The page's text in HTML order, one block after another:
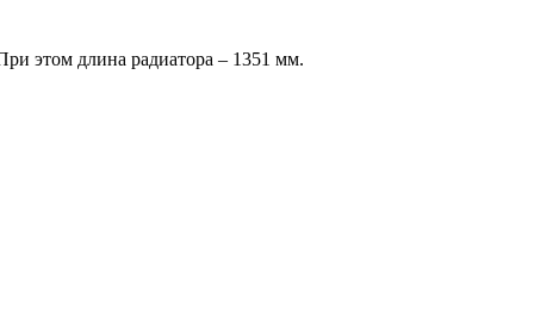
этом длина радиатора – 1351 мм.